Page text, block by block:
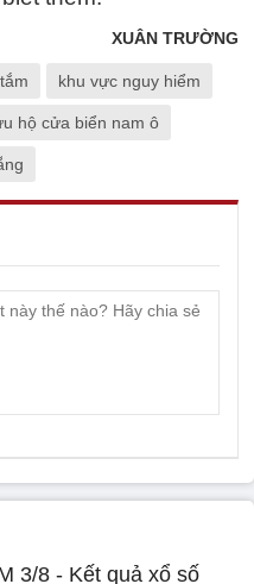
XUÂN TRƯỜNG
khu vực nguy hiểm
hộ cửa biển nam ô
3/8 - Kết quả xổ số